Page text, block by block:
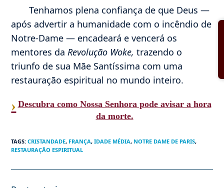
Tenhamos plena confiança de que Deus —
após advertir a humanidade com o incêndio de
Notre-Dame — encadeará e vencerá os
mentores daRevolução Woke, trazendo o
triunfo de sua Mãe Santíssima com uma
restauração espiritual no mundo inteiro.
› Descubra como Nossa Senhora pode avisar a hora
da morte.
TAGS:CRISTANDADE, FRANÇA, IDADE MÉDIA, NOTRE DAME DE PARIS,
RESTAURAÇÃO ESPIRITUAL